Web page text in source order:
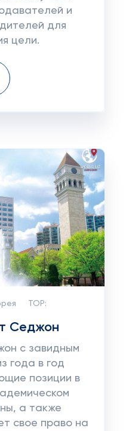
и
для
цели.
TOP:
Седжон
с завидным
года в год
позиции в
а также
свое право на